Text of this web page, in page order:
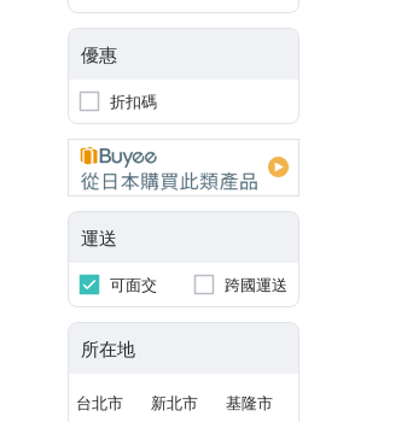
優惠
折扣碼
運送
可面交 跨國運送
所在地
台北市 新北市 基隆市